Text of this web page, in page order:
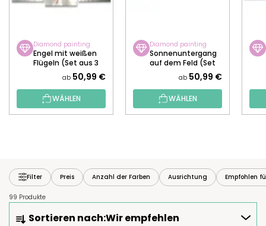
Diamond painting
Engel mit weißen
Flügeln (Set aus 3
Leinwänden)
ab 50,99 €
WÄHLEN
Diamond painting
Sonnenuntergang
auf dem Feld (Set
aus 3 Leinwänden)
ab 50,99 €
WÄHLEN
Filter Preis Anzahl der Farben Ausrichtung Empfohlen
99 Produkte
Sortieren nach:Wir empfehlen